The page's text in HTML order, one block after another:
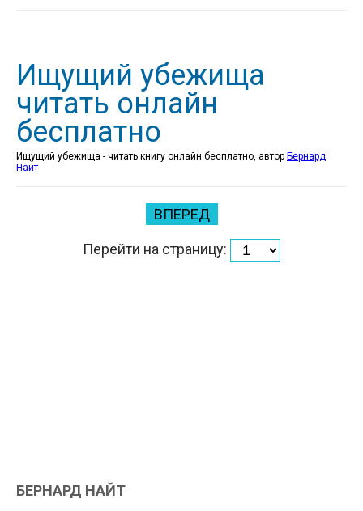
Ищущий убежища
читать онлайн
бесплатно
Ищущий убежища - читать книгу онлайн бесплатно, автор Бернард
Найт
ВПЕРЕД
Перейти на страницу:
БЕРНАРД НАЙТ